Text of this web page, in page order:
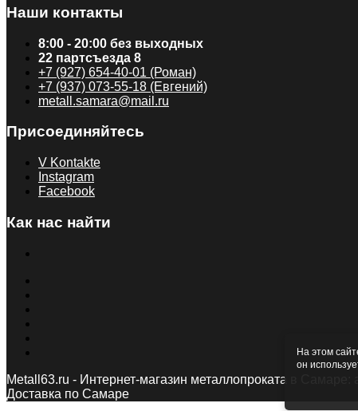
Наши контакты
8:00 - 20:00 без выходных
22 партсъезда 8
+7 (927) 654-40-01 (Роман)
+7 (937) 073-55-18 (Евгений)
metall.samara@mail.ru
Присоединяйтесь
V Kontakte
Instagram
Facebook
Как нас найти
Metall63.ru - Интернет-магазин металлопроката в Самаре:
Доставка по Самаре
На этом
он